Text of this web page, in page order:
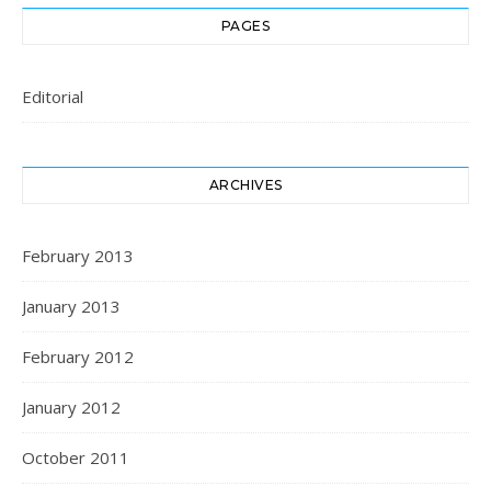
PAGES
Editorial
ARCHIVES
February 2013
January 2013
February 2012
January 2012
October 2011